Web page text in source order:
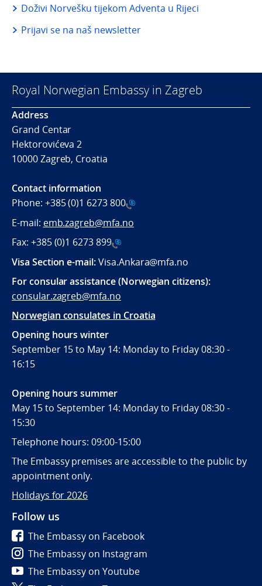
Doživi Norvešku tijekom Adventa u Rijeci
Prijavi se na naš newsletter
Royal Norwegian Embassy in Zagreb
Address
Grand Centar
Hektorovićeva 2
10000 Zagreb, Croatia
Contact information
Phone: +385 (0)1 6273 800
E-mail: emb.zagreb@mfa.no
Fax: +385 (0)1 6273 899
Visa Section e-mail:Visa.Ankara@mfa.no
For consular assistance (Norwegian citizens):
consular.zagreb@mfa.no
Norwegian consulates in Croatia
Opening hours winter
September 15 to May 14: Monday to Friday 08:30 -
16:15
Opening hours summer
May 15 to September 14: Monday to Friday 08:30 -
15:30
Telephone hours: 09:00-15:00
The Embassy premises are accessible to the public by
appointment only.
Holidays for 2026
Follow us
The Embassy on Facebook
The Embassy on Instagram
The Embassy on Youtube